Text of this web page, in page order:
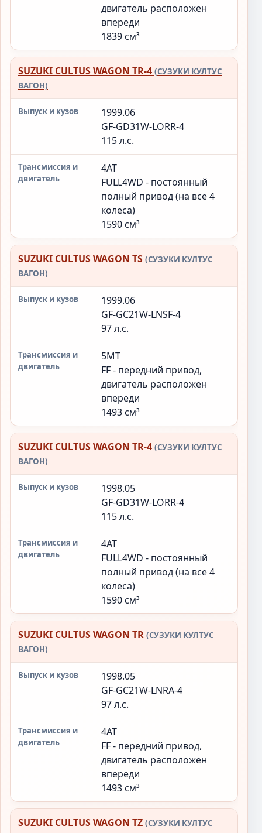
двигатель расположен
впереди
1839 см³
SUZUKI CULTUS WAGON TR-4 (СУЗУКИ КУЛТУС
ВАГОН)
1999.06
GF-GD31W-LORR-4
115 л.с.
4AT
FULL4WD - постоянный
полный привод (на все 4
колеса)
1590 см³
SUZUKI CULTUS WAGON TS (СУЗУКИ КУЛТУС
ВАГОН)
1999.06
GF-GC21W-LNSF-4
97 л.с.
5MT
FF - передний привод,
двигатель расположен
впереди
1493 см³
SUZUKI CULTUS WAGON TR-4 (СУЗУКИ КУЛТУС
ВАГОН)
1998.05
GF-GD31W-LORR-4
115 л.с.
4AT
FULL4WD - постоянный
полный привод (на все 4
колеса)
1590 см³
SUZUKI CULTUS WAGON TR (СУЗУКИ КУЛТУС
ВАГОН)
1998.05
GF-GC21W-LNRA-4
97 л.с.
4AT
FF - передний привод,
двигатель расположен
впереди
1493 см³
SUZUKI CULTUS WAGON TZ (СУЗУКИ КУЛТУС